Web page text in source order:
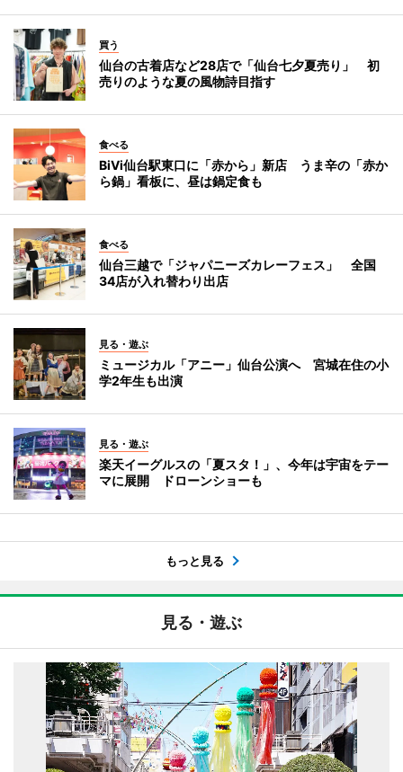
買う
仙台の古着店など28店で「仙台七夕夏売り」 初
売りのような夏の風物詩目指す
食べる
BiVi仙台駅東口に「赤から」新店 うま辛の「赤か
ら鍋」看板に、昼は鍋定食も
食べる
仙台三越で「ジャパニーズカレーフェス」 全国
34店が入れ替わり出店
見る・遊ぶ
ミュージカル「アニー」仙台公演へ 宮城在住の小
学2年生も出演
見る・遊ぶ
楽天イーグルスの「夏スタ！」、今年は宇宙をテー
マに展開 ドローンショーも
もっと見る
見る・遊ぶ